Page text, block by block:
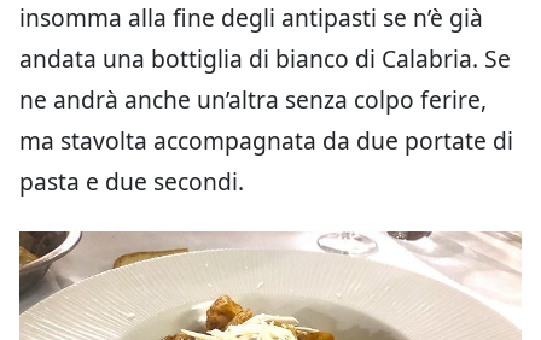
insomma alla fine degli antipasti se n’è già
andata una bottiglia di bianco di Calabria. Se
ne andrà anche un’altra senza colpo ferire,
ma stavolta accompagnata da due portate di
pasta e due secondi.